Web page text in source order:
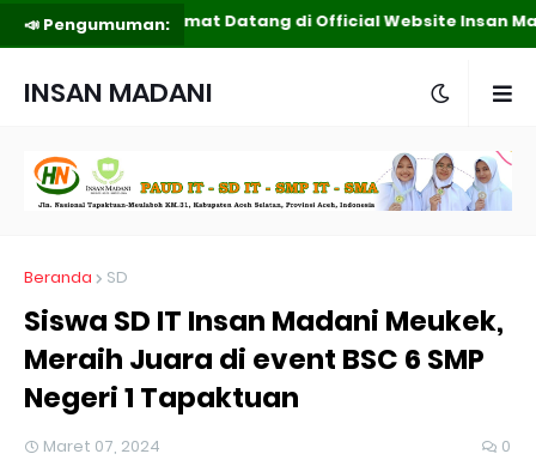
📣 Pengumuman:Selamat Datang di Official Website Insan
INSAN MADANI
Beranda SD
Siswa SD IT Insan Madani Meukek,
Meraih Juara di event BSC 6 SMP
Negeri 1 Tapaktuan
Maret 07, 2024 0